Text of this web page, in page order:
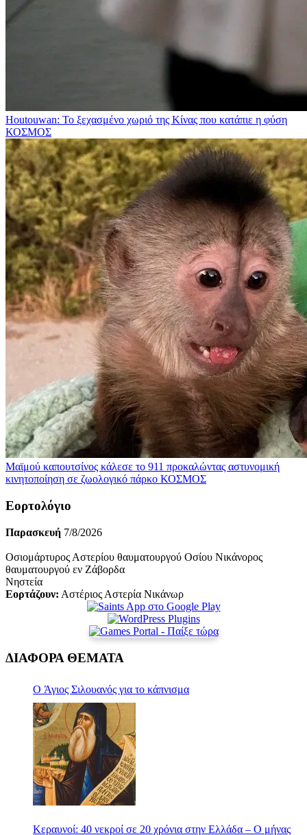
Houtouwan: Το ξεχασμένο χωριό της Κίνας που κατάπιε η φύση
ΚΟΣΜΟΣ
Μαϊμού καπουτσίνος κάλεσε το 911 προκαλώντας αστυνομική
κινητοποίηση σε ζωολογικό πάρκο ΚΟΣΜΟΣ
Εορτολόγιο
Παρασκευή 7/8/2026
Οσιομάρτυρος Αστερίου θαυματουργού Οσίου Νικάνορος
θαυματουργού εν Ζάβορδα
Νηστεία
Εορτάζουν: Αστέριος Αστερία Νικάνωρ
ΔΙΑΦΟΡΑ ΘΕΜΑΤΑ
Ο Άγιος Σιλουανός για το κάπνισμα
Κεραυνοί: 40 νεκροί σε 20 χρόνια στην Ελλάδα – Ο μήνας